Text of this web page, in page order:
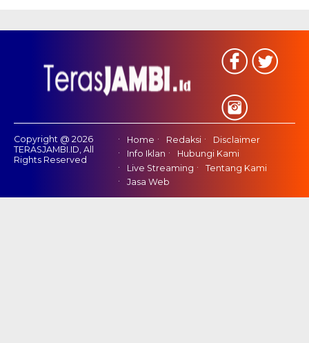
Copyright @ 2026
TERASJAMBI.ID, All
Rights Reserved
Home Redaksi
Disclaimer
Info Iklan
Hubungi Kami
Live Streaming
Tentang Kami
Jasa Web